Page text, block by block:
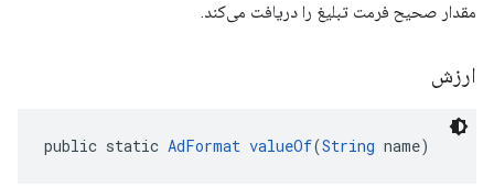
مقدار صحیح فرمت تبلیغ را دریافت می‌کند.
ارزش
public static AdFormat valueOf(String name)